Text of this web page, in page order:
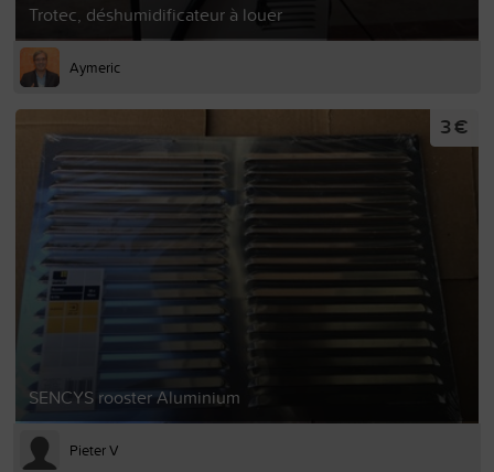
Trotec, déshumidificateur à louer
Aymeric
SENCYS rooster Aluminium
3 €
Pieter V